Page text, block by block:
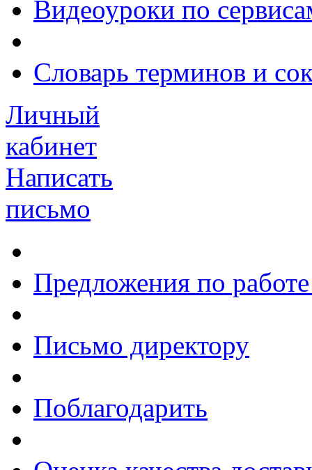
Видеоуроки по
Словарь терминов и
Личный
кабинет
Написать
письмо
Предложения по работе
Письмо директору
Поблагодарить